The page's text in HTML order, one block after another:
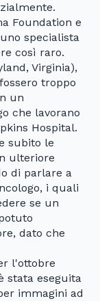
Foundation e
specialista
così raro.
Virginia),
troppo
un
che lavorano
Hospital.
subito le
ulteriore
di parlare a
i quali
se un
dato che
l'ottobre
stata eseguita
immagini ad